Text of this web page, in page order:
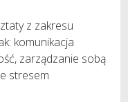
z zakresu
komunikacja
zarządzanie sobą
stresem